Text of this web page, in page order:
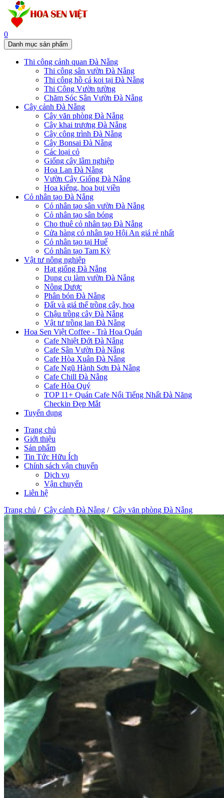
0
Danh mục sản phẩm
Thi công cảnh quan Đà Nẵng
Thi công sân vườn Đà Nẵng
Thi công hồ cá koi tại Đà Nẵng
Thi Công Vườn tường
Chăm Sóc Sân Vườn Đà Nẵng
Cây cảnh Đà Nẵng
Cây văn phòng Đà Nẵng
Cây khai trương Đà Nẵng
Cây công trình Đà Nẵng
Cây Bonsai Đà Nẵng
Các loại cỏ
Giống cây lâm nghiệp
Hoa Lan Đà Nẵng
Vườn Cây Giống Đà Nẵng
Hoa kiểng, hoa bụi viền
Cỏ nhân tạo Đà Nẵng
Cỏ nhân tạo sân vườn Đà Nẵng
Cỏ nhân tạo sân bóng
Cho thuê cỏ nhân tạo Đà Nẵng
Cửa hàng cỏ nhân tạo Hội An giá rẻ nhất
Cỏ nhân tạo tại Huế
Cỏ nhân tạo Tam Kỳ
Vật tư nông nghiệp
Hạt giống Đà Nẵng
Dụng cụ làm vườn Đà Nẵng
Nông Dược
Phân bón Đà Nẵng
Đất và giá thể trồng cây, hoa
Chậu trồng cây Đà Nẵng
Vật tư trồng lan Đà Nẵng
Hoa Sen Việt Coffee - Trà Hoa Quán
Cafe Nhiệt Đới Đà Nẵng
Cafe Sân Vườn Đà Nẵng
Cafe Hòa Xuân Đà Nẵng
Cafe Ngũ Hành Sơn Đà Nẵng
Cafe Chill Đà Nẵng
Cafe Hòa Quý
TOP 11+ Quán Cafe Nổi Tiếng Nhất Đà Năng
Checkin Đẹp Mắt
Tuyển dụng
Trang chủ
Giới thiệu
Sản phẩm
Tin Tức Hữu Ích
Chính sách vận chuyển
Dịch vụ
Vận chuyển
Liên hệ
Trang chủ / Cây cảnh Đà Nẵng / Cây văn phòng Đà Nẵng